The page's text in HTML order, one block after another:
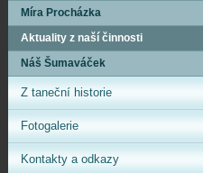
Míra Procházka
Aktuality z naší činnosti
Náš Šumaváček
Z taneční historie
Fotogalerie
Kontakty a odkazy